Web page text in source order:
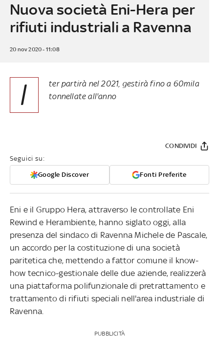
Nuova società Eni-Hera per
rifiuti industriali a Ravenna
20 nov 2020 - 11:08
I
ter partirà nel 2021, gestirà fino a 60mila
tonnellate all'anno
Seguici su:
Google Discover Fonti Preferite
CONDIVIDI
Eni e il Gruppo Hera, attraverso le controllate Eni
Rewind e Herambiente, hanno siglato oggi, alla
presenza del sindaco di Ravenna Michele de Pascale,
un accordo per la costituzione di una società
paritetica che, mettendo a fattor comune il know-
how tecnico-gestionale delle due aziende, realizzerà
una piattaforma polifunzionale di pretrattamento e
trattamento di rifiuti speciali nell'area industriale di
Ravenna.
PUBBLICITÀ